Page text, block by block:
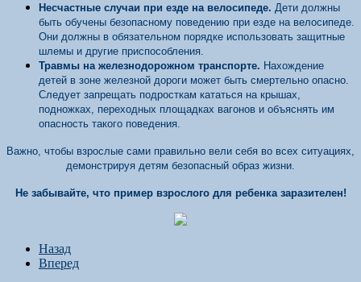
Несчастные случаи при езде на велосипеде. Дети должны
быть обучены безопасному поведению при езде на велосипеде.
Они должны в обязательном порядке использовать защитные
шлемы и другие приспособления.
Травмы на железнодорожном транспорте. Нахождение
детей в зоне железной дороги может быть смертельно опасно.
Следует запрещать подросткам кататься на крышах,
подножках, переходных площадках вагонов и объяснять им
опасность такого поведения.
Важно, чтобы взрослые сами правильно вели себя во всех ситуациях,
демонстрируя детям безопасный образ жизни.
Не забывайте, что пример взрослого для ребенка заразителен!
Назад
Вперед